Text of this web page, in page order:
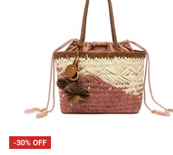
-30% OFF